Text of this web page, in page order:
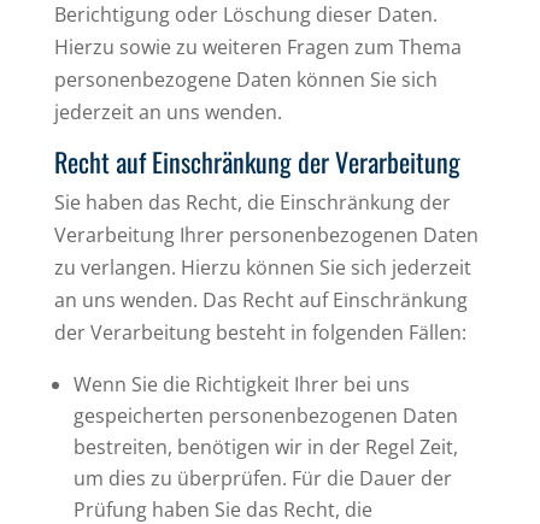
Berichtigung oder Löschung dieser Daten.
Hierzu sowie zu weiteren Fragen zum Thema
personenbezogene Daten können Sie sich
jederzeit an uns wenden.
Recht auf Einschränkung der Verarbeitung
Sie haben das Recht, die Einschränkung der
Verarbeitung Ihrer personenbezogenen Daten
zu verlangen. Hierzu können Sie sich jederzeit
an uns wenden. Das Recht auf Einschränkung
der Verarbeitung besteht in folgenden Fällen:
Wenn Sie die Richtigkeit Ihrer bei uns
gespeicherten personenbezogenen Daten
bestreiten, benötigen wir in der Regel Zeit,
um dies zu überprüfen. Für die Dauer der
Prüfung haben Sie das Recht, die